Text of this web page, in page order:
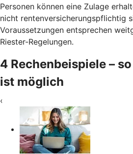
Personen können eine Zulage
nicht rentenversicherungspflichtig
Voraussetzungen entsprechen
Riester-Regelungen.
4 Rechenbeispiele –
ist möglich
‹